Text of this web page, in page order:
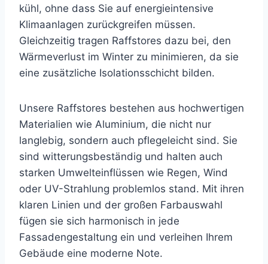
kühl, ohne dass Sie auf energieintensive
Klimaanlagen zurückgreifen müssen.
Gleichzeitig tragen Raffstores dazu bei, den
Wärmeverlust im Winter zu minimieren, da sie
eine zusätzliche Isolationsschicht bilden.
Unsere Raffstores bestehen aus hochwertigen
Materialien wie Aluminium, die nicht nur
langlebig, sondern auch pflegeleicht sind. Sie
sind witterungsbeständig und halten auch
starken Umwelteinflüssen wie Regen, Wind
oder UV-Strahlung problemlos stand. Mit ihren
klaren Linien und der großen Farbauswahl
fügen sie sich harmonisch in jede
Fassadengestaltung ein und verleihen Ihrem
Gebäude eine moderne Note.